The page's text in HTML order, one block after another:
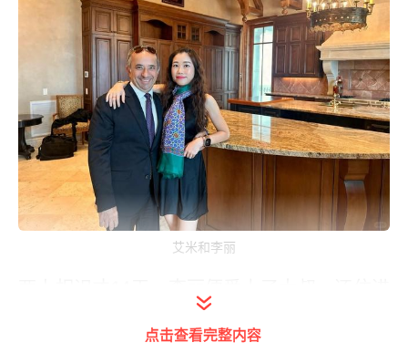
艾米和李丽
了大叔在美国的房子，由此开启了同居生活。
在相识不到半年时，李丽更是一分钱彩礼都不
点击查看完整内容